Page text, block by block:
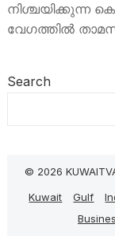
നിശ്ചയിക്കുന്ന
വേഗത്തിൽ
Search
© 2026
Kuwait
Gulf